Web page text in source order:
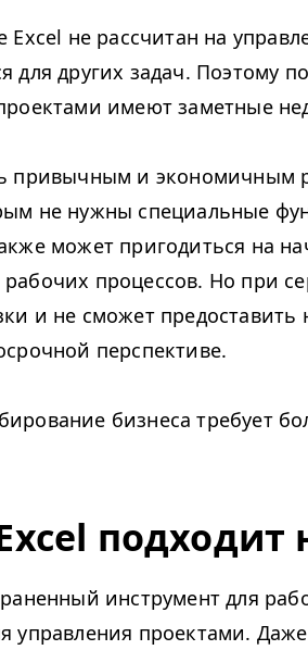
Excel не рассчитан на
для других задач. Поэтому
имеют заметные
привычным и экономичным
не нужны специальные
может пригодиться на
процессов. Но при
и не сможет
перспективе.
бизнеса требует
подходит
инструмент для
управления проектами.